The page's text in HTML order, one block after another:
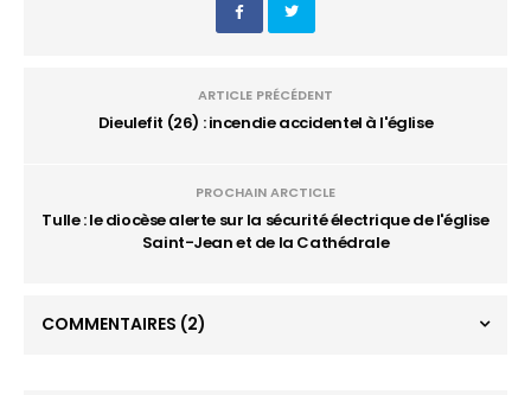
ARTICLE PRÉCÉDENT
Dieulefit (26) : incendie accidentel à l'église
PROCHAIN ARCTICLE
Tulle : le diocèse alerte sur la sécurité électrique de l'église
Saint-Jean et de la Cathédrale
COMMENTAIRES (2)